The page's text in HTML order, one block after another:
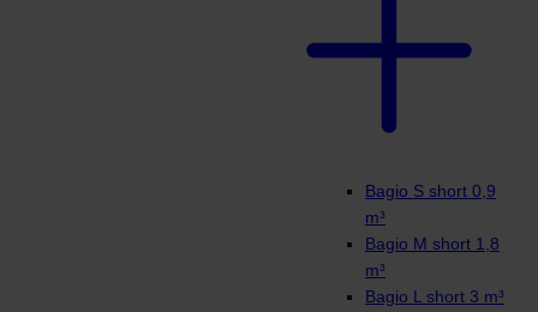
Bagio S short 0,9
m³
Bagio M short 1,8
m³
Bagio L short 3 m³